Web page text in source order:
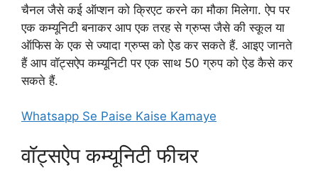
चैनल जैसे कई ऑप्शन को क्रिएट करने का मौका मिलेगा. ऐप पर
एक कम्यूनिटी बनाकर आप एक तरह से ग्रुप्स जैसे की स्कूल या
ऑफिस के एक से ज्यादा ग्रुप्स को ऐड कर सकते हैं. आइए जानते
हैं आप वॉट्सऐप कम्यूनिटी पर एक साथ 50 ग्रुप को ऐड कैसे कर
सकते हैं.
Whatsapp Se Paise Kaise Kamaye
वॉट्सऐप कम्यूनिटी फीचर